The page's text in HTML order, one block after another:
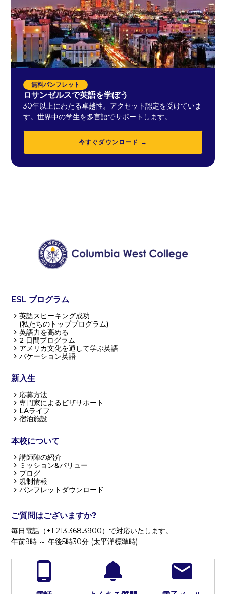
無料パンフレット
ロサンゼルスで英語を学ぼう
30年以上にわたる卓越性。アクセット認定を受けていま
す。世界中の学生を多言語でサポートします。
今すぐダウンロード →
ESL プログラム
英語スピーキング成功
(私たちのトッププログラム)
英語力を高める
2 日間プログラム
アメリカ文化を通して学ぶ英語
バケーション英語
新入生
応募方法
専門家によるビザサポート
LAライフ
宿泊施設
本校について
講師陣の紹介
ミッション&バリュー
ブログ
規制情報
パンフレットダウンロード
ご質問はございますか?
毎日電話（+1 213.368.3900）で対応いたします。
午前9時 ～ 午後5時30分 (太平洋標準時)